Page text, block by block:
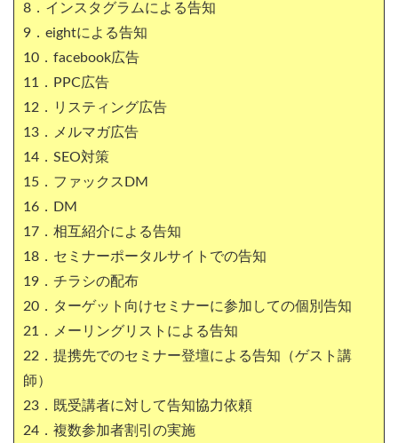
8．インスタグラムによる告知
9．eightによる告知
10．facebook広告
11．PPC広告
12．リスティング広告
13．メルマガ広告
14．SEO対策
15．ファックスDM
16．DM
17．相互紹介による告知
18．セミナーポータルサイトでの告知
19．チラシの配布
20．ターゲット向けセミナーに参加しての個別告知
21．メーリングリストによる告知
22．提携先でのセミナー登壇による告知（ゲスト講
師）
23．既受講者に対して告知協力依頼
24．複数参加者割引の実施